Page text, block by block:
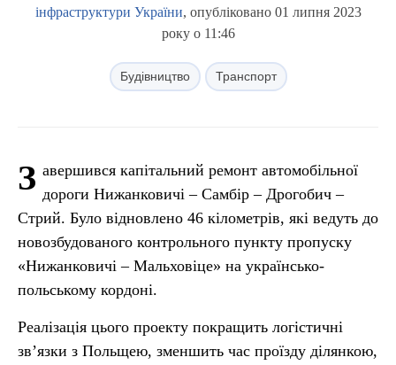
інфраструктури України, опубліковано 01 липня 2023
року о 11:46
Будівництво Транспорт
З авершився капітальний ремонт автомобільної
дороги Нижанковичі – Самбір – Дрогобич –
Стрий. Було відновлено 46 кілометрів, які ведуть до
новозбудованого контрольного пункту пропуску
«Нижанковичі – Мальховіце» на українсько-
польському кордоні.
Реалізація цього проекту покращить логістичні
зв’язки з Польщею, зменшить час проїзду ділянкою,